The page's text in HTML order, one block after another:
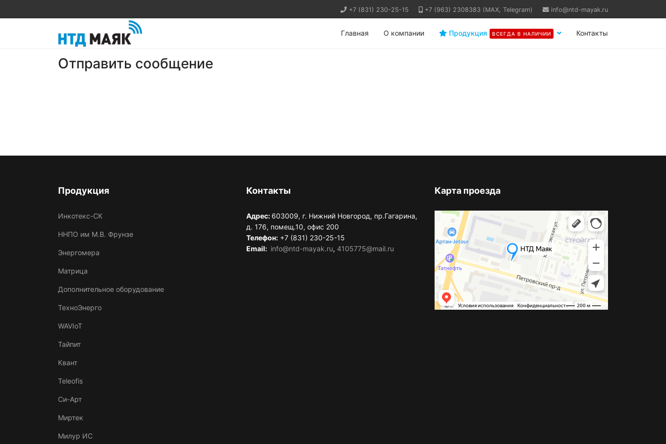
+7 (831) 230-25-15 +7 (963) 2308383 (MAX, Telegram) info@ntd-mayak.ru
Главная О компании Продукция ВСЕГДА В НАЛИЧИИ Контакты
Отправить сообщение
Продукция
Инкотекс-СК
ННПО им М.В. Фрунзе
Энергомера
Матрица
Дополнительное оборудование
ТехноЭнерго
WAVIoT
Тайпит
Квант
Teleofis
Си-Арт
Миртек
Милур ИС
Контакты
Адрес: 603009, г. Нижний Новгород, пр.Гагарина,
д. 176, помещ.10, офис 200
Телефон: +7 (831) 230-25-15
Email: info@ntd-mayak.ru, 4105775@mail.ru
Карта проезда